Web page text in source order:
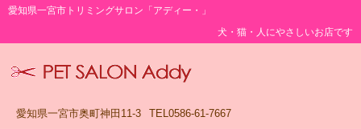
愛知県一宮市トリミングサロン「アディー・」
犬・猫・人にやさしいお店です
愛知県一宮市奥町神田11-3 TEL0586-61-7667